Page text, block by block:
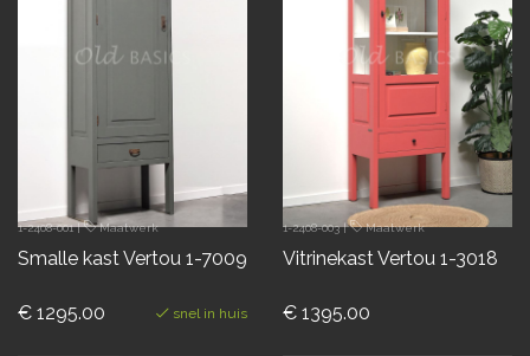
1-2408-001| Maatwerk
Smalle kast Vertou 1-7009
€ 1295.00 snel in huis
1-2408-003| Maatwerk
Vitrinekast Vertou 1-3018
€ 1395.00